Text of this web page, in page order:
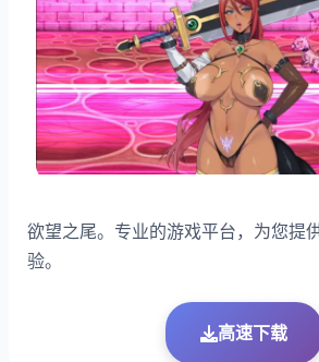
欲望之尾。专业的游戏平台，为您提
验。
高速下载